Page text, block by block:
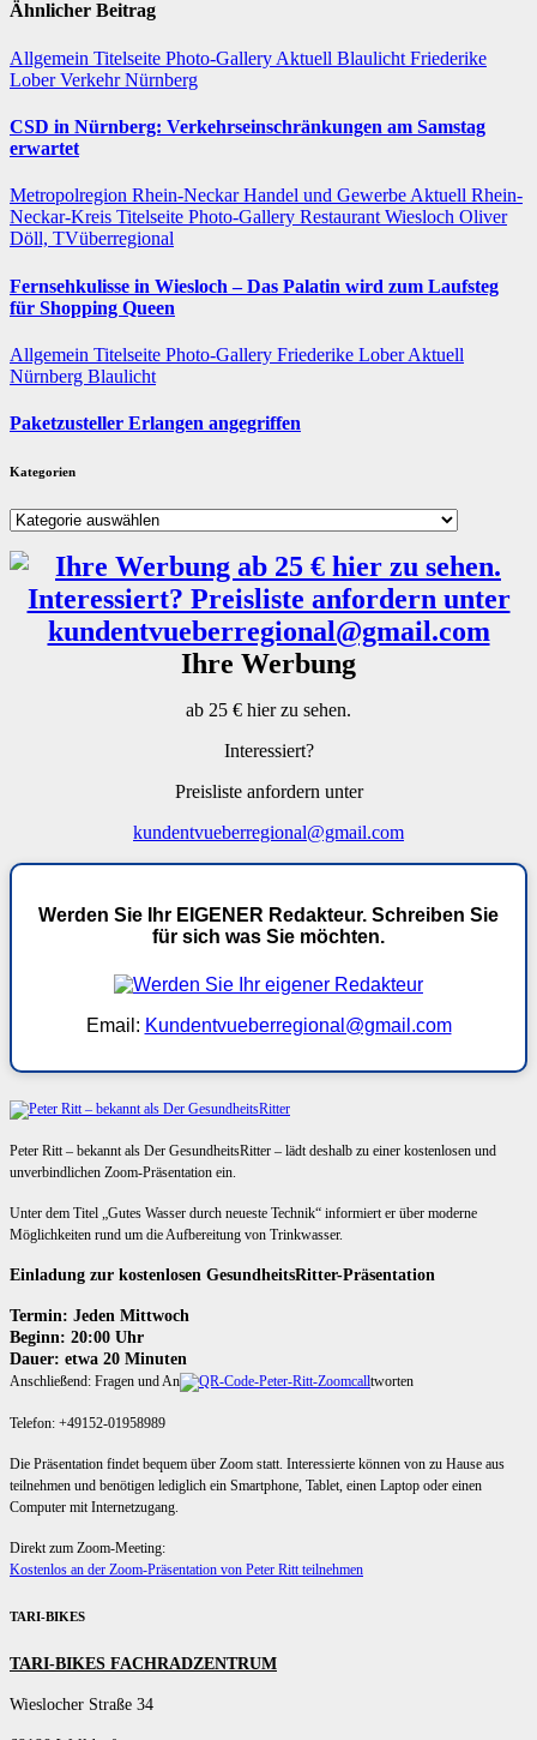
Ähnlicher Beitrag
Allgemein Titelseite Photo-Gallery Aktuell Blaulicht Friederike
LoberVerkehrNürnberg
CSD in Nürnberg: Verkehrseinschränkungen am Samstag
erwartet
Metropolregion Rhein-Neckar Handel und Gewerbe Aktuell Rhein-
Neckar-Kreis Titelseite Photo-Gallery Restaurant Wiesloch Oliver
Döll, TVüberregional
Fernsehkulisse in Wiesloch – Das Palatin wird zum Laufsteg
für Shopping Queen
Allgemein Titelseite Photo-Gallery Friederike LoberAktuell
Nürnberg Blaulicht
Paketzusteller Erlangen angegriffen
Kategorien
Kategorien
Ihre Werbung
ab 25 € hier zu sehen.
Interessiert?
Preisliste anfordern unter
kundentvueberregional@gmail.com
Werden Sie Ihr EIGENER Redakteur. Schreiben Sie
für sich was Sie möchten.
Email: Kundentvueberregional@gmail.com
Peter Ritt – bekannt als Der GesundheitsRitter – lädt deshalb zu einer kostenlosen und
unverbindlichen Zoom-Präsentation ein.
Unter dem Titel „Gutes Wasser durch neueste Technik“ informiert er über moderne
Möglichkeiten rund um die Aufbereitung von Trinkwasser.
Einladung zur kostenlosen GesundheitsRitter-Präsentation
Termin: Jeden Mittwoch
Beginn: 20:00 Uhr
Dauer: etwa 20 Minuten
Anschließend: Fragen und An tworten
Telefon: +49152-01958989
Die Präsentation findet bequem über Zoom statt. Interessierte können von zu Hause aus
teilnehmen und benötigen lediglich ein Smartphone, Tablet, einen Laptop oder einen
Computer mit Internetzugang.
Direkt zum Zoom-Meeting:
Kostenlos an der Zoom-Präsentation von Peter Ritt teilnehmen
TARI-BIKES
TARI-BIKES FACHRADZENTRUM
Wieslocher Straße 34